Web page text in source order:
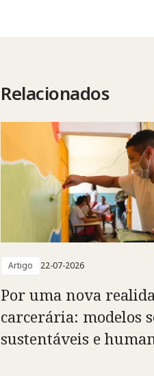
Relacionados
Artigo 22-07-2026
Por uma nova
carcerária: modelos
sustentáveis e